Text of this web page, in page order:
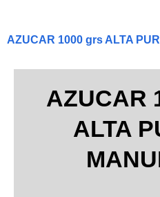
AZUCAR 1000 grs ALTA
AZUCAR
ALTA